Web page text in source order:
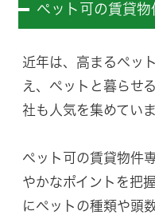
ペット可の賃貸
近年は、高まるペッ
え、ペットと暮らせ
社も人気を集めていま
ペット可の賃貸物件
やかなポイントを把
にペットの種類や頭